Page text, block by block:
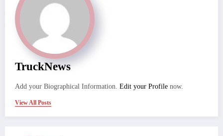
TruckNews
Add your Biographical Information. Edit your Profile now.
View All Posts